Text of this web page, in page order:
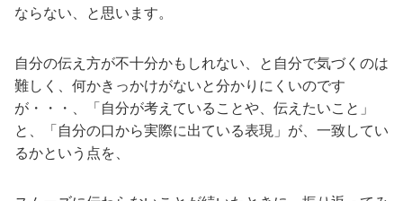
ならない、と思います。
自分の伝え方が不十分かもしれない、と自分で気づくのは
難しく、何かきっかけがないと分かりにくいのです
が・・・、「自分が考えていることや、伝えたいこと」
と、「自分の口から実際に出ている表現」が、一致してい
るかという点を、